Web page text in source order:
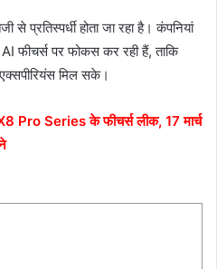
प्रतिस्पर्धी होता जा रहा है। कंपनियां
फीचर्स पर फोकस कर रही हैं, ताकि
मिल सके।
Pro Series के फीचर्स लीक, 17 मार्च